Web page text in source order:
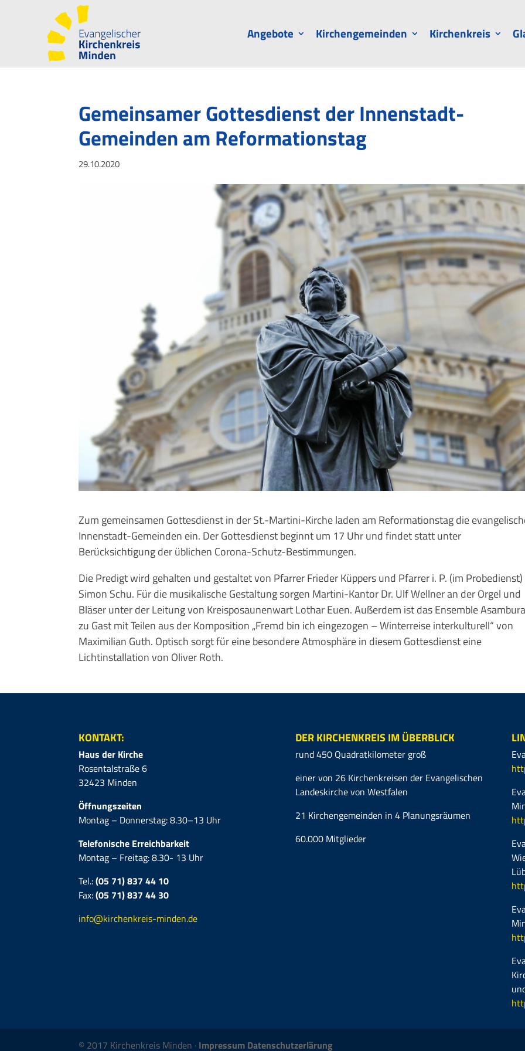
Angebote Kirchengemeinden Kirchenkreis
Gemeinsamer Gottesdienst der Innenstadt-
Gemeinden am Reformationstag
29.10.2020
Zum gemeinsamen Gottesdienst in der St.-Martini-Kirche laden am Reformationstag die
Innenstadt-Gemeinden ein. Der Gottesdienst beginnt um 17 Uhr und findet statt unter
Berücksichtigung der üblichen Corona-Schutz-Bestimmungen.
Die Predigt wird gehalten und gestaltet von Pfarrer Frieder Küppers und Pfarrer i. P. (im Probedienst)
Simon Schu. Für die musikalische Gestaltung sorgen Martini-Kantor Dr. Ulf Wellner an der Orgel und
Bläser unter der Leitung von Kreisposaunenwart Lothar Euen. Außerdem ist das Ensemble
zu Gast mit Teilen aus der Komposition „Fremd bin ich eingezogen – Winterreise interkulturell“ von
Maximilian Guth. Optisch sorgt für eine besondere Atmosphäre in diesem Gottesdienst eine
Lichtinstallation von Oliver Roth.
KONTAKT:
Haus der Kirche
Rosentalstraße 6
32423 Minden
Öffnungszeiten
Montag – Donnerstag: 8.30–13 Uhr
Telefonische Erreichbarkeit
Montag – Freitag: 8.30- 13 Uhr
Tel.:(05 71) 837 44 10
Fax:(05 71)837 44 30
info@kirchenkreis-minden.de
DER KIRCHENKREIS IM ÜBERBLICK
rund 450 Quadratkilometer groß
einer von 26 Kirchenkreisen der Evangelischen
Landeskirche von Westfalen
21 Kirchengemeinden in 4 Planungsräumen
60.000 Mitglieder
© 2017 Kirchenkreis Minden · Impressum Datenschutzerlärung